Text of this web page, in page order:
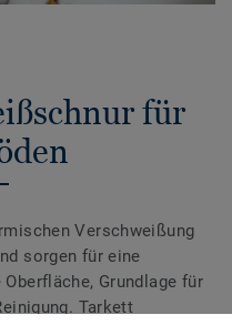
für
Verschweißung
sorgen für eine
Grundlage für
Tarkett